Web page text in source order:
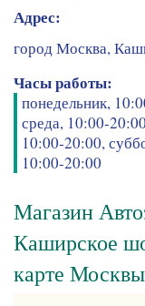
Адрес:
город Москва,
Часы работы:
понедельник,
среда, 10:00-
10:00-20:00,
10:00-20:00
Магазин
Каширское
карте Москвы